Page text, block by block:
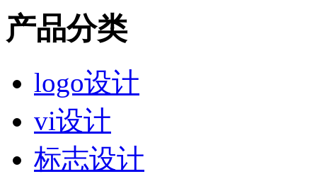
产品分类
logo设计
vi设计
标志设计